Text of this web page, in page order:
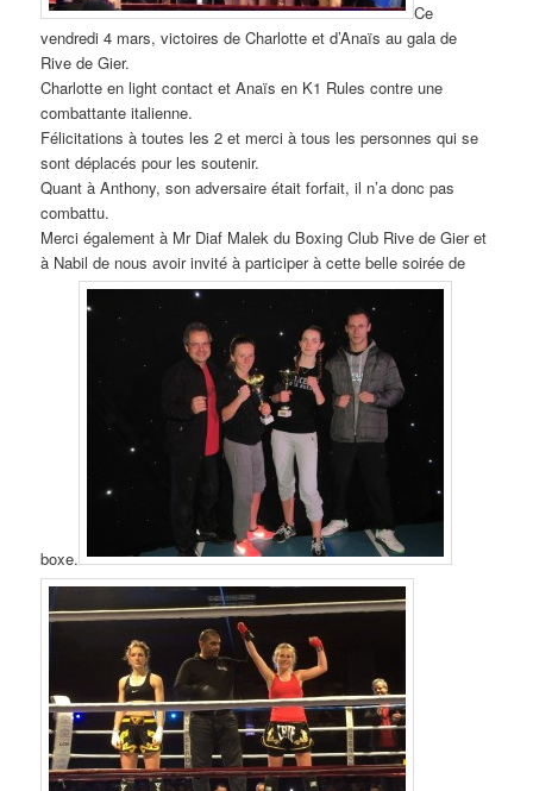
Ce
vendredi 4 mars, victoires de Charlotte et d’Anaïs au gala de
Rive de Gier.
Charlotte en light contact et Anaïs en K1 Rules contre une
combattante italienne.
Félicitations à toutes les 2 et merci à tous les personnes qui se
sont déplacés pour les soutenir.
Quant à Anthony, son adversaire était forfait, il n’a donc pas
combattu.
Merci également à Mr Diaf Malek du Boxing Club Rive de Gier et
à Nabil de nous avoir invité à participer à cette belle soirée de
boxe.